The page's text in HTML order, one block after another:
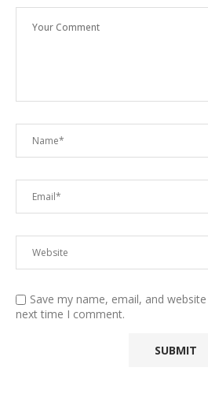
Save my name, email, and
next time I comment.